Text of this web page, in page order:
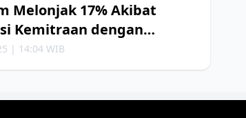
Melonjak 17% Akibat
Kemitraan dengan
| 14:04 WIB